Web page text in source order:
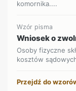
komornika....
Wzór pisma
Wniosek o
Osoby fizyczne
kosztów
Przejdź do